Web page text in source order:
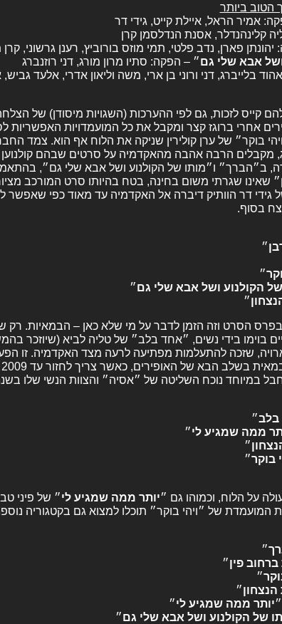
הטוב ביותר
אמיר הראל, איילת קייט, גידי דר
קלינהנדלר, אסנת הנדלסמן קרן
פארן, נדב פלטי, תמי מוזס בורוביץ, רענן גרשוני, קרן
אבא שלי גם״ – הפקה: סתיו מרון מורג, דני רוזנברג
בלייברג, דני ורוני בן ארי, משה וליאון אדרי, אלעד
קייס לזכות, גם לפי ההערכות (השגויות מיסודן) של
אחרי ברוגז קצר ומקבל את כל המועמדויות האפשריות
בוקר״ של ערן קולירין שניקה את הלוח אף הוא. צמד
מקבלים הרבה אהבה מהאקדמיה על סרטים שבהם
ב״הברך״ ו״מותו של הקולנוע ושל אבא שלי גם״,
שאינו שגרתי משום בחינה, בטח בהיותו סרט המורכב
גידי דר הוותיק דיברה אל האקדמיה עד מאוד כפי שאפשר
בסוף.
״
״
הקולנוע ושל אבא שלי גם״
״
בוימו בידי נשים, ״אחד בלב״ של טליה לביא (שיוזכר
שזכה להתעלמות מפתיעה לרעה מצד האקדמיה. זו
במיוחד נוכח השליטה של ״אסיה״ והצוות הנשי שלו
בלב״
ממה שמגיע לי״
״
בוקר״
על הלוח, וכמוהו גם ״יותר ממה שמגיע לי״ של פיני
המועמדת של ״ויהי בוקר״ תוכלו למצוא גם בקטגוריה
״
פין״
״
הנצחון״
יותר ממה שמגיע לי״
של הקולנוע ושל אבא שלי גם״